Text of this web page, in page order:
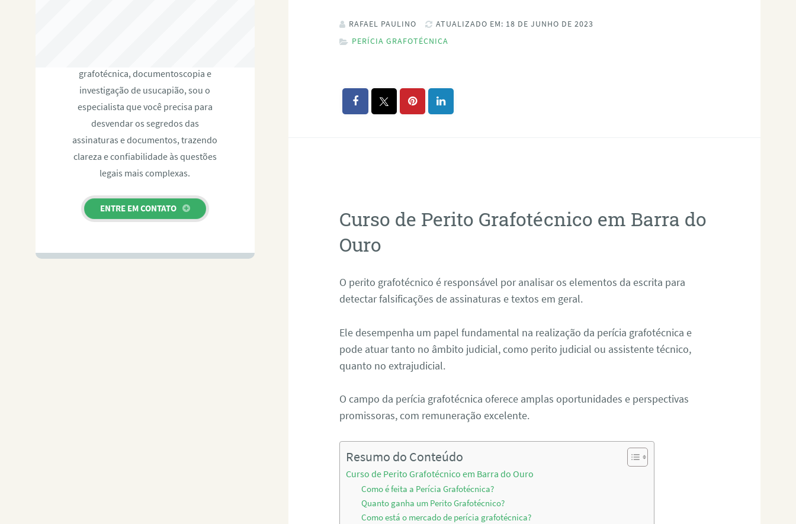
RAFAEL PAULINO
ATUALIZADO EM: 18 DE JUNHO DE 2023
PERÍCIA GRAFOTÉCNICA
Curso de Perito Grafotécnico em Barra do
Ouro
O perito grafotécnico é responsável por analisar os elementos da escrita para
detectar falsificações de assinaturas e textos em geral.
Ele desempenha um papel fundamental na realização da perícia grafotécnica e
pode atuar tanto no âmbito judicial, como perito judicial ou assistente técnico,
quanto no extrajudicial.
O campo da perícia grafotécnica oferece amplas oportunidades e perspectivas
promissoras, com remuneração excelente.
Resumo do Conteúdo
Curso de Perito Grafotécnico em Barra do Ouro
Como é feita a Perícia Grafotécnica?
Quanto ganha um Perito Grafotécnico?
Como está o mercado de perícia grafotécnica?
grafotécnica, documentoscopia e
investigação de usucapião, sou o
especialista que você precisa para
desvendar os segredos das
assinaturas e documentos, trazendo
clareza e confiabilidade às questões
legais mais complexas.
ENTRE EM CONTATO